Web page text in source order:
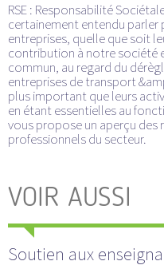
RSE : Responsabilité
certainement entendu
entreprises, quelle que soit
contribution à notre société
commun, au regard du
entreprises de transport
plus important que leurs
en étant essentielles au
vous propose un aperçu des
professionnels du secteur.
VOIR AUSSI
Soutien aux